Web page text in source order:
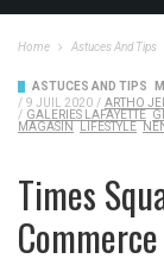
Home Astuces And Tips
ASTUCES AND TIPS
/ 9 JUIL 2020 / ARTHO
/ GALERIES LAFAYETTE
MAGASIN
LIFESTYLE
Times